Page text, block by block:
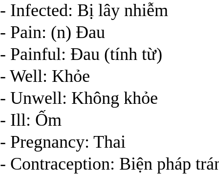
- Infected: Bị lây nhiễm
- Pain: (n) Đau
- Painful: Đau (tính từ)
- Well: Khỏe
- Unwell: Không khỏe
- Ill: Ốm
- Pregnancy: Thai
- Contraception: Biện pháp